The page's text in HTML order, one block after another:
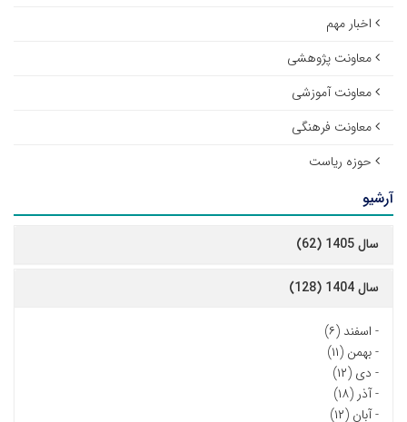
اخبار مهم
معاونت پژوهشی
معاونت آموزشی
معاونت فرهنگی
حوزه ریاست
آرشیو
سال 1405 (62)
سال 1404 (128)
- اسفند (۶)
-بهمن (۱۱)
- دی (۱۲)
-آذر (۱۸)
-آبان (۱۲)